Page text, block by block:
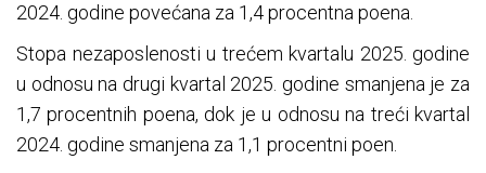
2024. godine povećana za 1,4 procentna poena.
Stopa nezaposlenosti u trećem kvartalu 2025. godine
u odnosu na drugi kvartal 2025. godine smanjena je za
1,7 procentnih poena, dok je u odnosu na treći kvartal
2024. godine smanjena za 1,1 procentni poen.